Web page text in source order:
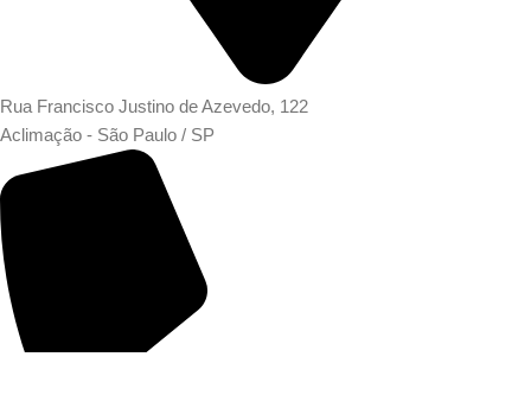
Rua Francisco Justino de Azevedo, 122
Aclimação - São Paulo / SP